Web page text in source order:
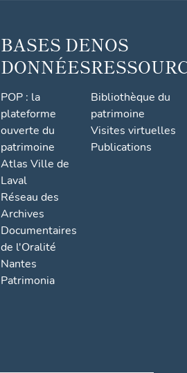
BASES DE
DONNÉES
POP : la
plateforme
ouverte du
patrimoine
Atlas Ville de
Laval
Réseau des
Archives
Documentaires
de l'Oralité
Nantes
Patrimonia
NOS
Bibliothèque du
patrimoine
Visites virtuelles
Publications